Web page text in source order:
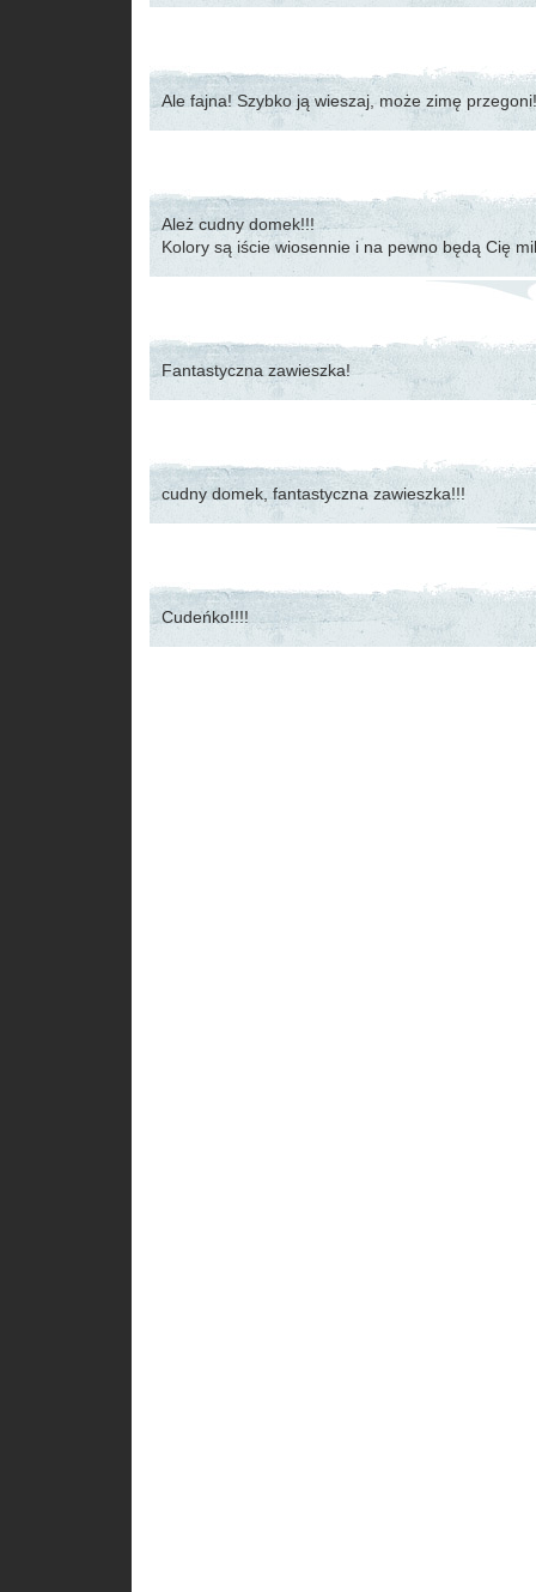
Ale fajna! Szybko ją wieszaj, może zimę przegoni!
Ależ cudny domek!!!
Kolory są iście wiosennie i na pewno będą Cię
Fantastyczna zawieszka!
cudny domek, fantastyczna zawieszka!!!
Cudeńko!!!!